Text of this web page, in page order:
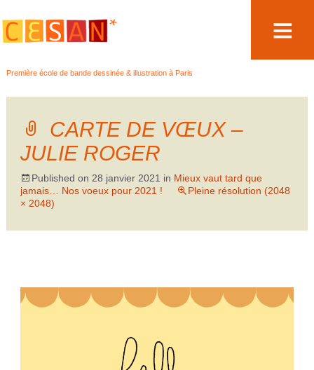
Première école de bande dessinée & illustration à Paris
au
CARTE DE VŒUX –
JULIE ROGER
Published on 28 janvier 2021 in Mieux vaut tard que
jamais… Nos voeux pour 2021 !
Pleine résolution (2048
× 2048)